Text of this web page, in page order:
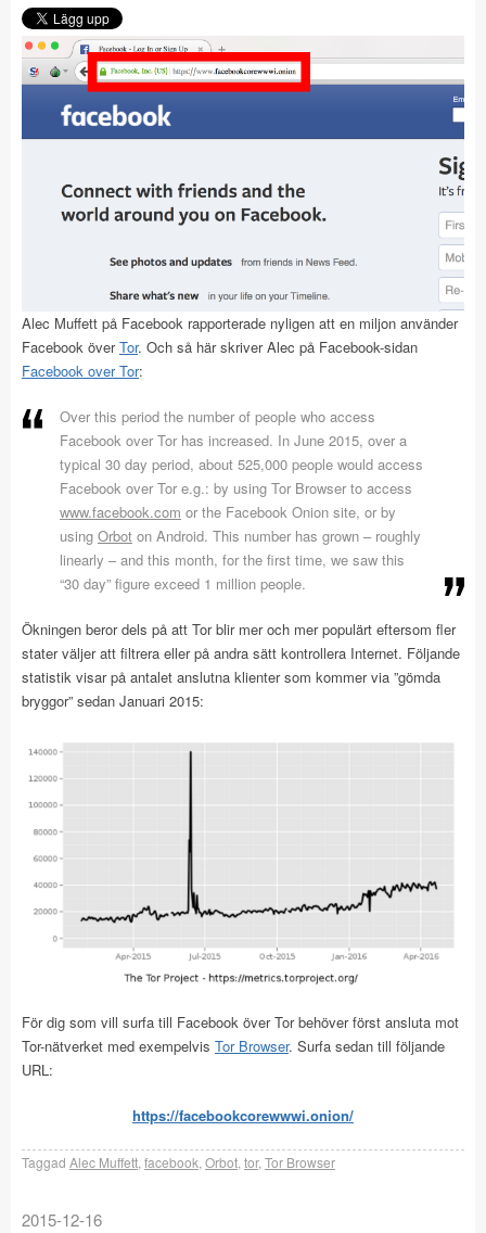
Alec Muffett på Facebook rapporterade nyligen att en miljon använder
Facebook överTor. Och så här skriver Alec på Facebook-sidan
Facebook over Tor:
Over this period the number of people who access
Facebook over Tor has increased. In June 2015, over a
typical 30 day period, about 525,000 people would access
Facebook over Tor e.g.: by using Tor Browser to access
www.facebook.com or the Facebook Onion site, or by
using Orbot on Android. This number has grown – roughly
linearly – and this month, for the first time, we saw this
“30 day” figure exceed 1 million people.
Ökningen beror dels på att Tor blir mer och mer populärt eftersom fler
stater väljer att filtrera eller på andra sätt kontrollera Internet. Följande
statistik visar på antalet anslutna klienter som kommer via ”gömda
bryggor” sedan Januari 2015:
För dig som vill surfa till Facebook över Tor behöver först ansluta mot
Tor-nätverket med exempelvis Tor Browser. Surfa sedan till följande
URL:
https://facebookcorewwwi.onion/
Taggad Alec Muffett facebook Orbot tor, Tor Browser
2015-12-16